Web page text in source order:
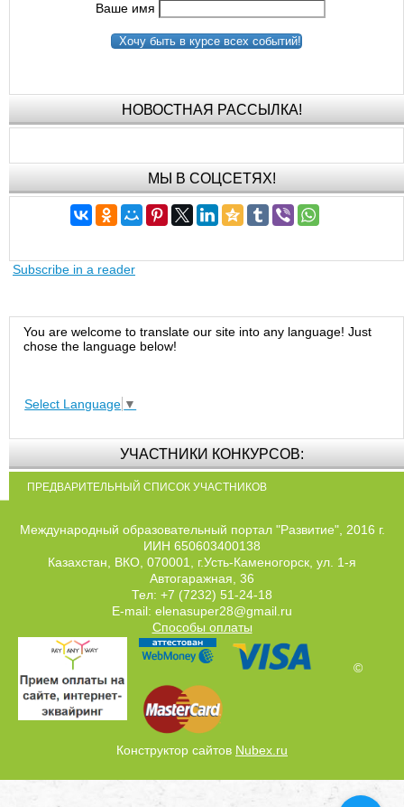
Ваше имя
Хочу быть в курсе всех событий!
НОВОСТНАЯ РАССЫЛКА!
МЫ В СОЦСЕТЯХ!
Subscribe in a reader
You are welcome to translate our site into any language! Just
chose the language below!
Select Language ▼
УЧАСТНИКИ КОНКУРСОВ:
ПРЕДВАРИТЕЛЬНЫЙ СПИСОК УЧАСТНИКОВ
Международный образовательный портал "Развитие", 2016 г.
ИИН 650603400138
Казахстан, ВКО, 070001, г.Усть-Каменогорск, ул. 1-я
Автогаражная, 36
Тел: +7 (7232) 51-24-18
E-mail: elenasuper28@gmail.ru
Способы оплаты
©
Конструктор сайтов Nubex.ru